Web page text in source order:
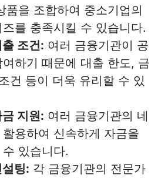
품을 조합하여 중소기업의
를 충족시킬 수 있습니다.
조건: 여러 금융기관이 공
하기 때문에 대출 한도, 금
건 등이 더욱 유리할 수 있
지원: 여러 금융기관의 네
활용하여 신속하게 자금을
있습니다.
팅: 각 금융기관의 전문가